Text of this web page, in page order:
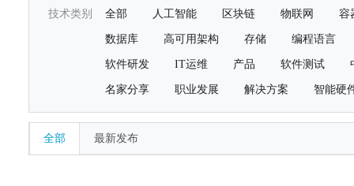
技术类别 全部 人工智能 区块链 物联网 容
数据库 高可用架构 存储 编程语言
软件研发 IT运维 产品 软件测试
名家分享 职业发展 解决方案 智能硬
全部 最新发布